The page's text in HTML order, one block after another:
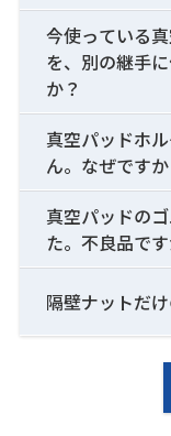
今使っている
を、別の継手
か？
真空パッドホ
ん。なぜですか
真空パッドの
た。不良品です
隔壁ナットだ